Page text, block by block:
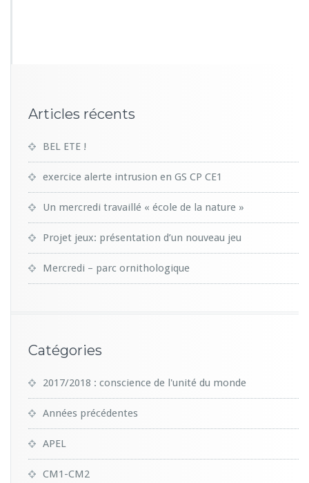
Articles récents
BEL ETE !
exercice alerte intrusion en GS CP CE1
Un mercredi travaillé « école de la nature »
Projet jeux: présentation d’un nouveau jeu
Mercredi – parc ornithologique
Catégories
2017/2018 : conscience de l'unité du monde
Années précédentes
APEL
CM1-CM2